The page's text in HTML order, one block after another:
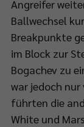
Angreifer
Ballwechsel
Breakpunkte
im Block zur
Bogachev zu
war jedoch nur
führten die
White und